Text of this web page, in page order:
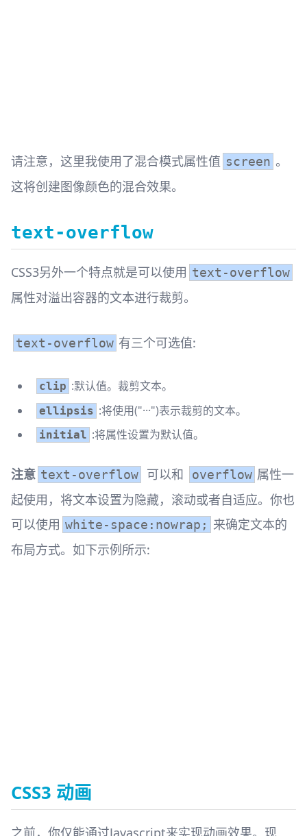
请注意，这里我使用了混合模式属性值 screen 。
这将创建图像颜色的混合效果。
text-overflow
CSS3另外一个特点就是可以使用 text-overflow
属性对溢出容器的文本进行裁剪。
text-overflow 有三个可选值:
clip :默认值。裁剪文本。
ellipsis :将使用("···")表示裁剪的文本。
initial :将属性设置为默认值。
注意 text-overflow 可以和 overflow 属性一
起使用，将文本设置为隐藏，滚动或者自适应。你也
可以使用 white-space:nowrap; 来确定文本的
布局方式。如下示例所示:
CSS3 动画
之前，你仅能通过Javascript来实现动画效果。现